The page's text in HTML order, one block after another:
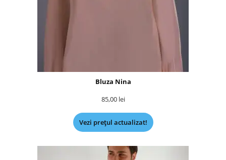
Bluza Nina
85,00 lei
Vezi prețul actualizat!